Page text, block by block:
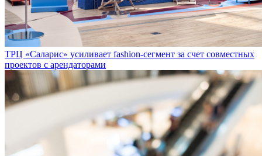
ТРЦ «Саларис» усиливает fashion-сегмент за счет совместных
проектов с арендаторами